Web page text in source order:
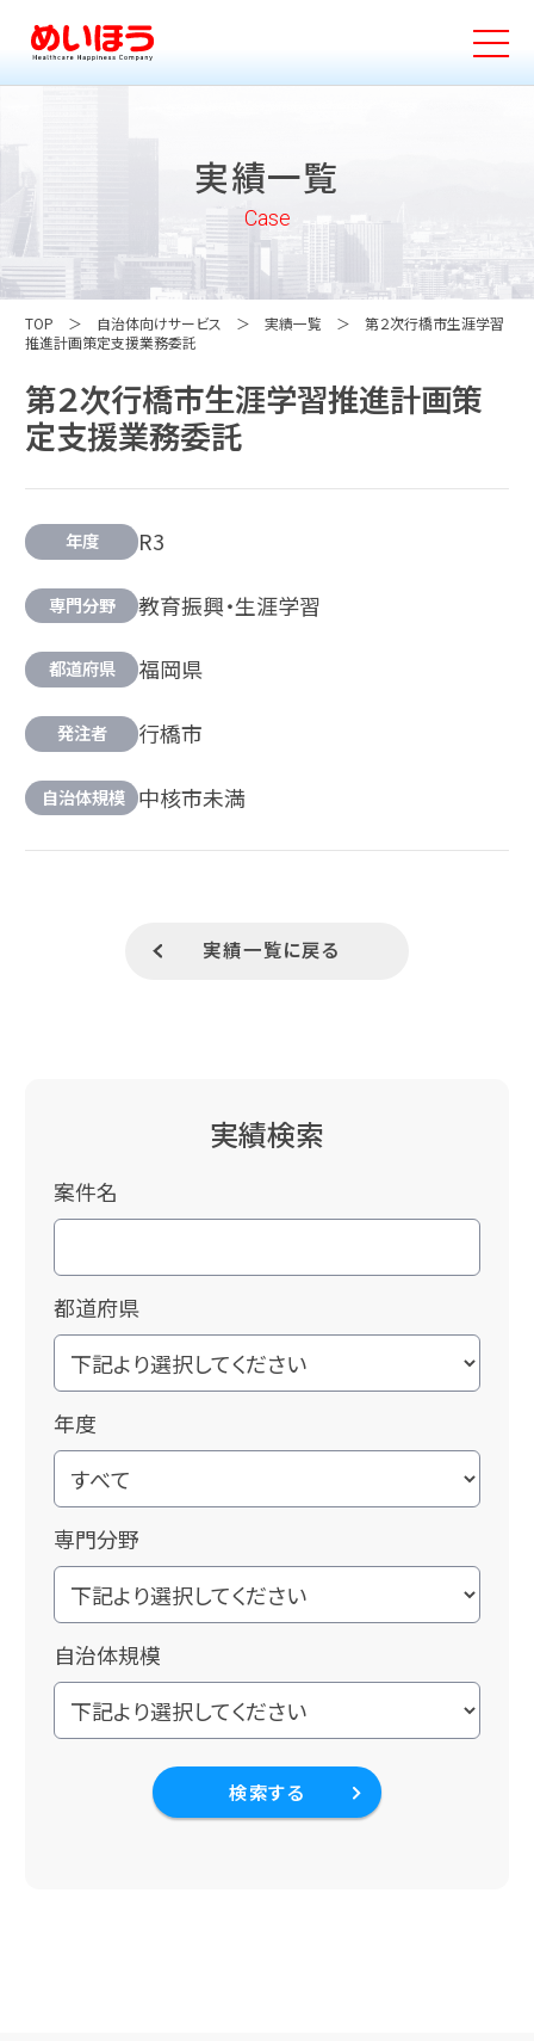
実績一覧
Case
TOP 自治体向けサービス 実績一覧
第２次行橋市生涯学習
推進計画策定支援業務委託
第２次行橋市生涯学習推進計画策
定支援業務委託
年度 R3
専門分野 教育振興・生涯学習
都道府県 福岡県
発注者 行橋市
自治体規模 中核市未満
実績一覧に戻る
実績検索
案件名
都道府県
年度
専門分野
自治体規模
検索する